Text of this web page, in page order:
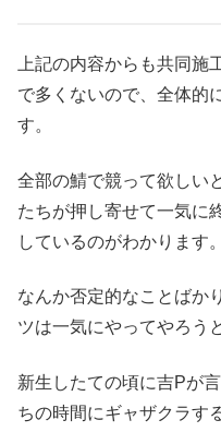
上記の内容からも共同施
で多くないので、全体的
す。
全部の鯖で競って欲しい
たちが押し寄せて一気に
しているのがわかります。
なんか否定的なことばか
ツは一気にやってやろう
新生したての頃に吉Pが
ちの時間にギャザクラす